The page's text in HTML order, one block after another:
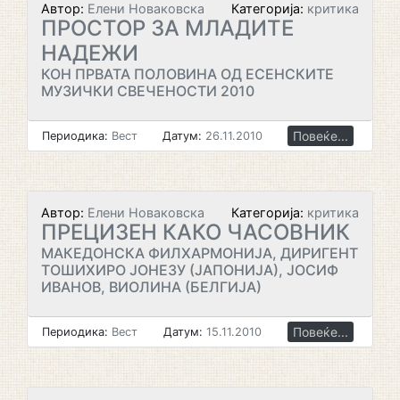
Автор: Елени Новаковска Категорија: критика
ПРОСТОР ЗА МЛАДИТЕ
НАДЕЖИ
КОН ПРВАТА ПОЛОВИНА ОД ЕСЕНСКИТЕ
МУЗИЧКИ СВЕЧЕНОСТИ 2010
Периодика: Вест Датум: 26.11.2010 Повеќе...
Автор: Елени Новаковска Категорија: критика
ПРЕЦИЗЕН КАКО ЧАСОВНИК
МАКЕДОНСКА ФИЛХАРМОНИЈА, ДИРИГЕНТ
ТОШИХИРО ЈОНЕЗУ (ЈАПОНИЈА), ЈОСИФ
ИВАНОВ, ВИОЛИНА (БЕЛГИЈА)
Периодика: Вест Датум: 15.11.2010 Повеќе...